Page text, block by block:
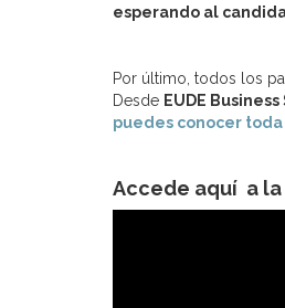
esperando al
Por último, todos los
Desde EUDE
puedes conocer
Accede aquí a la